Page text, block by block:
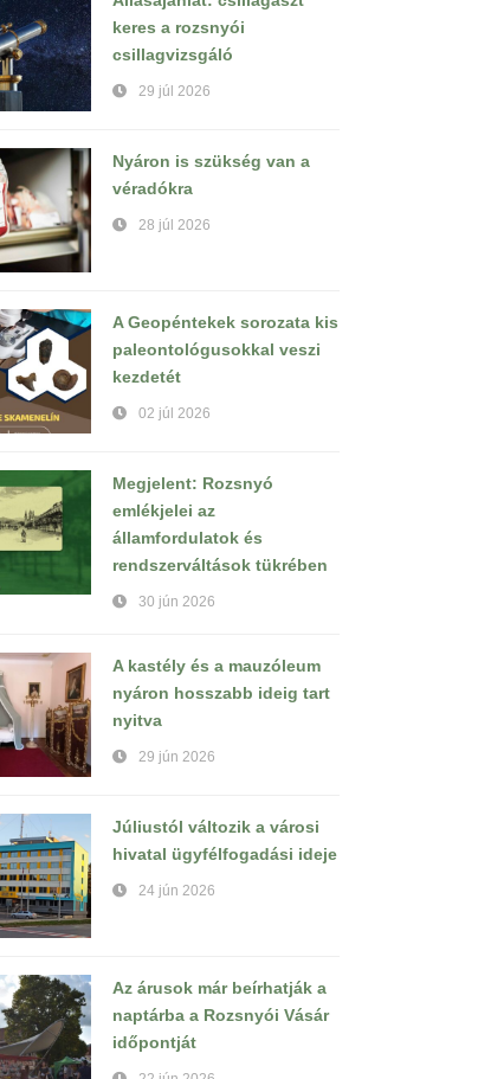
keres a rozsnyói
csillagvizsgáló
29 júl 2026
Nyáron is szükség van a
véradókra
28 júl 2026
A Geopéntekek sorozata kis
paleontológusokkal veszi
kezdetét
02 júl 2026
Megjelent: Rozsnyó
emlékjelei az
államfordulatok és
rendszerváltások tükrében
30 jún 2026
A kastély és a mauzóleum
nyáron hosszabb ideig tart
nyitva
29 jún 2026
Júliustól változik a városi
hivatal ügyfélfogadási ideje
24 jún 2026
Az árusok már beírhatják a
naptárba a Rozsnyói Vásár
időpontját